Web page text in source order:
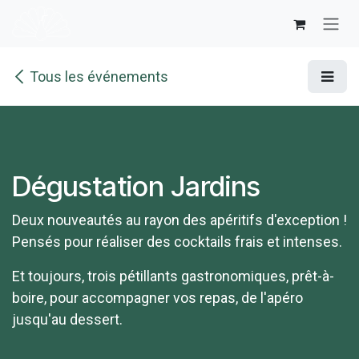
Tous les événements
Dégustation Jardins
Deux nouveautés au rayon des apéritifs d'exception !
Pensés pour réaliser des cocktails frais et intenses.
Et toujours, trois pétillants gastronomiques, prêt-à-
boire, pour accompagner vos repas, de l'apéro
jusqu'au dessert.​